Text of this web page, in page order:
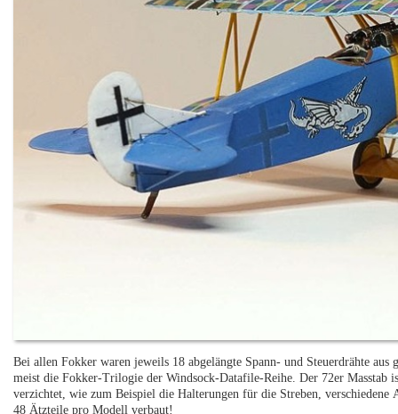
Bei allen Fokker waren jeweils 18 abgelängte Spann- und Steuerdrähte aus
meist die Fokker-Trilogie der Windsock-Datafile-Reihe. Der 72er Masstab
verzichtet, wie zum Beispiel die Halterungen für die Streben,
48 Ätzteile pro Modell verbaut!